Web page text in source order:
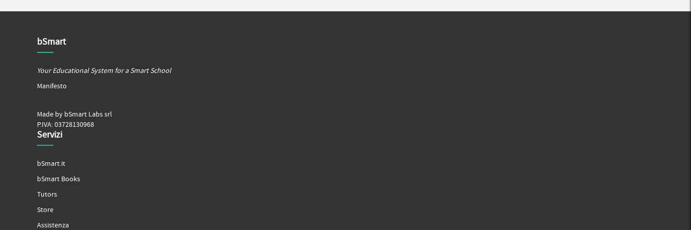
bSmart
Your Educational System for a Smart School
Manifesto
Made by bSmart Labs srl
P.IVA: 03728130968
Servizi
bSmart.it
bSmart Books
Tutors
Store
Assistenza